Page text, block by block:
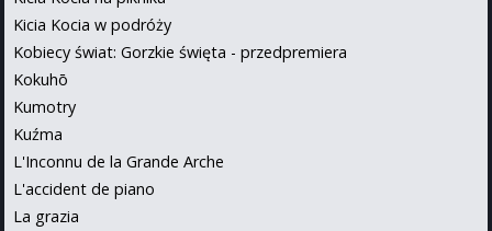
Kicia Kocia w podróży
Kobiecy świat: Gorzkie święta - przedpremiera
Kokuhō
Kumotry
Kuźma
L'Inconnu de la Grande Arche
L'accident de piano
La grazia